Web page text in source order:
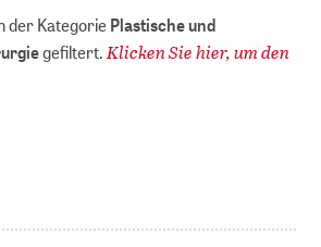
der KategoriePlastische und
gefiltert. Klicken Sie hier, um den